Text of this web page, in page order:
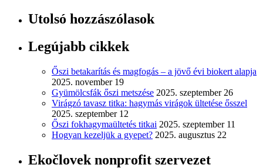
Utolsó hozzászólasok
Legújabb cikkek
Őszi betakarítás és magfogás – a jövő évi biokert alapja
2025. november 19
Gyümölcsfák őszi metszése 2025. szeptember 26
Virágzó tavasz titka: hagymás virágok ültetése ősszel
2025. szeptember 12
Őszi fokhagymaültetés titkai 2025. szeptember 11
Hogyan kezeljük a gyepet? 2025. augusztus 22
Ekočlovek nonprofit szervezet